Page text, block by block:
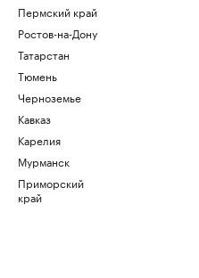
Пермский край
Ростов-на-Дону
Татарстан
Тюмень
Черноземье
Кавказ
Карелия
Мурманск
Приморский
край